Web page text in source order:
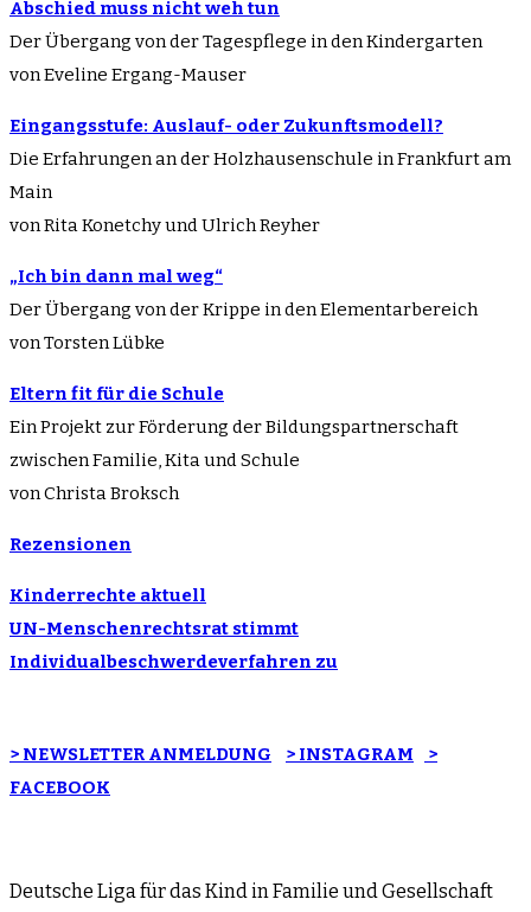
Abschied muss nicht weh tun
Der Übergang von der Tagespflege in den Kindergarten
von Eveline Ergang-Mauser
Eingangsstufe: Auslauf- oder Zukunftsmodell?
Die Erfahrungen an der Holzhausenschule in Frankfurt am
Main
von Rita Konetchy und Ulrich Reyher
„Ich bin dann mal weg“
Der Übergang von der Krippe in den Elementarbereich
von Torsten Lübke
Eltern fit für die Schule
Ein Projekt zur Förderung der Bildungspartnerschaft
zwischen Familie, Kita und Schule
von Christa Broksch
Rezensionen
Kinderrechte aktuell
UN-Menschenrechtsrat stimmt
Individualbeschwerdeverfahren zu
> NEWSLETTER ANMELDUNG > INSTAGRAM
>
FACEBOOK
Deutsche Liga für das Kind in Familie und Gesellschaft